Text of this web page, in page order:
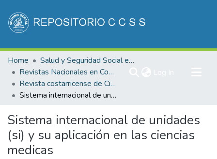
Communities & Collections
All of DSpace
Statistics
Home
Salud y Seguridad Social en Costa Rica
Revistas Nacionales en Costa Rica
Revista costarricense de Ciencias Médicas
Sistema internacional de unidades (si) y su aplicación en las ciencias medicas
Sistema internacional de unidades
(si) y su aplicación en las ciencias
medicas